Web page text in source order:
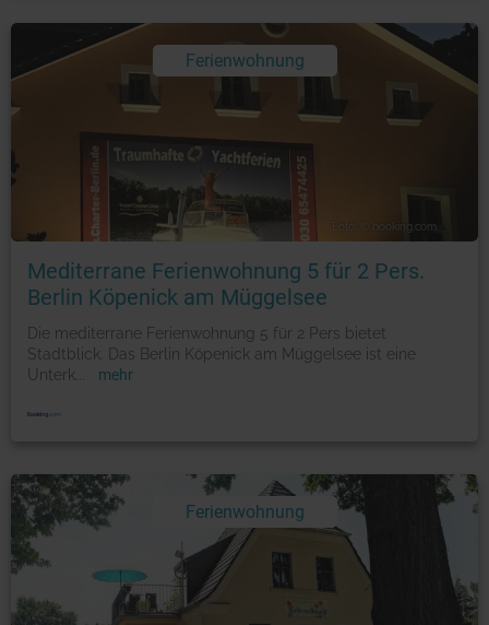
Ferienwohnung
Foto: © booking.com
Mediterrane Ferienwohnung 5 für 2 Pers.
Berlin Köpenick am Müggelsee
Die mediterrane Ferienwohnung 5 für 2 Pers bietet
Stadtblick. Das Berlin Köpenick am Müggelsee ist eine
Unterk
mehr
Ferienwohnung